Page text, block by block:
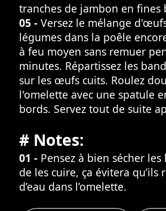
tranches de jambon en fines
05 - Versez le mélange
légumes dans la poêle
à feu moyen sans remuer
minutes. Répartissez les
sur les œufs cuits. Roulez
l'omelette avec une spatule
bords. Servez tout de suite
# Notes:
01 - Pensez à bien sécher
de les cuire, ça évitera qu’ils
d’eau dans l’omelette.